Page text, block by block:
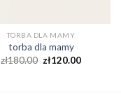
TORBA DLA MAMY
torba dla mamy
zł180.00 zł120.00